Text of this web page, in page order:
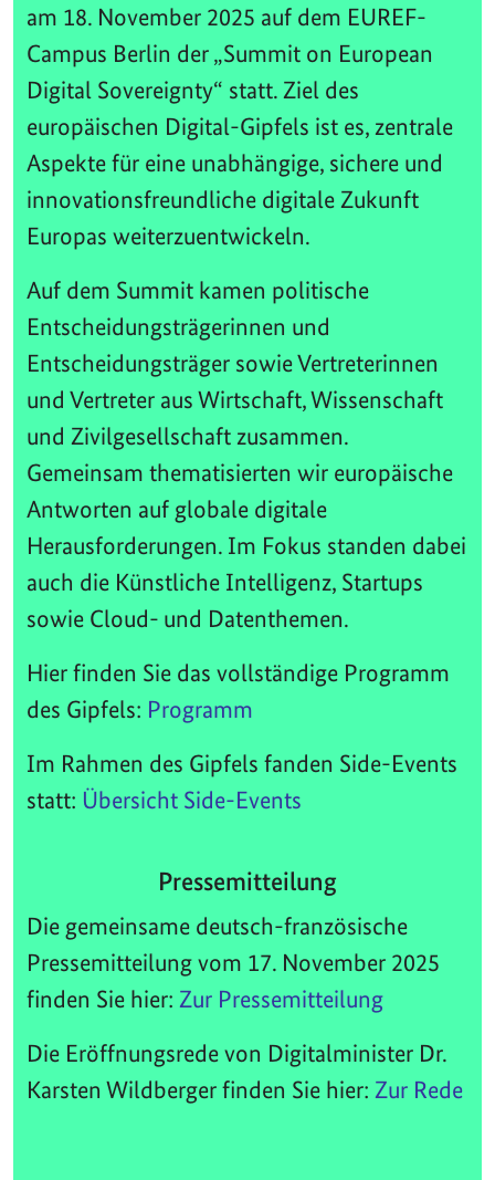
am 18. November 2025 auf dem EUREF-
Campus Berlin der „Summit on European
Digital Sovereignty“ statt. Ziel des
europäischen Digital-Gipfels ist es, zentrale
Aspekte für eine unabhängige, sichere und
innovationsfreundliche digitale Zukunft
Europas weiterzuentwickeln.
Auf dem Summit kamen politische
Entscheidungsträgerinnen und
Entscheidungsträger sowie Vertreterinnen
und Vertreter aus Wirtschaft, Wissenschaft
und Zivilgesellschaft zusammen.
Gemeinsam thematisierten wir europäische
Antworten auf globale digitale
Herausforderungen. Im Fokus standen dabei
auch die Künstliche Intelligenz, Startups
sowie Cloud- und Datenthemen.
Hier finden Sie das vollständige Programm
des Gipfels: Programm
Im Rahmen des Gipfels fanden Side-Events
statt: Übersicht Side-Events
Pressemitteilung
Die gemeinsame deutsch-französische
Pressemitteilung vom 17. November 2025
finden Sie hier: Zur Pressemitteilung
Die Eröffnungsrede von Digitalminister Dr.
Karsten Wildberger finden Sie hier: Zur Rede